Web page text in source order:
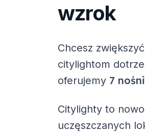
wzrok
Chcesz
citylightom
oferujemy 7
Citylighty to
uczęszczanych